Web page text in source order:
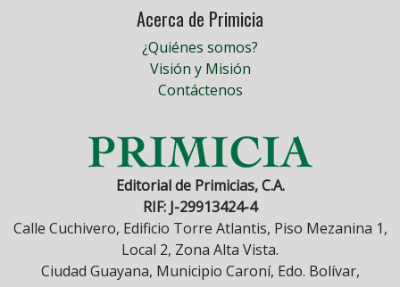
Acerca de Primicia
¿Quiénes somos?
Visión y Misión
Contáctenos
Editorial de Primicias, C.A.
RIF: J-29913424-4
Calle Cuchivero, Edificio Torre Atlantis, Piso Mezanina 1,
Local 2, Zona Alta Vista.
Ciudad Guayana, Municipio Caroní, Edo. Bolívar,